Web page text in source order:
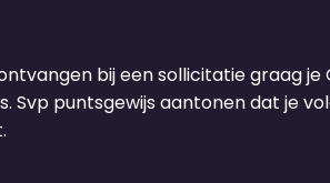
bij een sollicitatie graag
Svp puntsgewijs aantonen dat je